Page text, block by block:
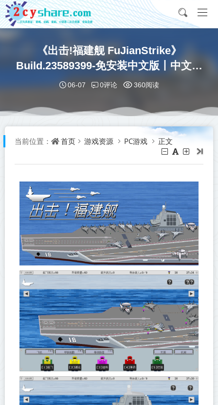
《出击!福建舰 FuJianStrike》
Build.23589399-免安装中文版丨中文版
网盘下载
06-07 0评论 360阅读
当前位置： 首页 游戏资源 PC游戏 正文